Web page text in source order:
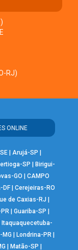
RJ)
ONLINE
| Arujá-SP |
SP | Birigui-
GO |CAMPO
DF| Cerejeiras-RO
de Caxias-RJ |
|Guariba-SP |
Itaquaquecetuba-
MG |Londrina-PR |
|Matão-SP |